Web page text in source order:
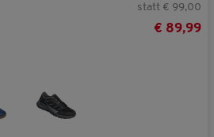
statt € 99,00
€ 89,99